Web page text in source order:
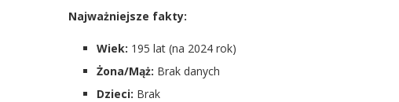
Najważniejsze fakty:
Wiek: 195 lat (na 2024 rok)
Żona/Mąż: Brak danych
Dzieci: Brak